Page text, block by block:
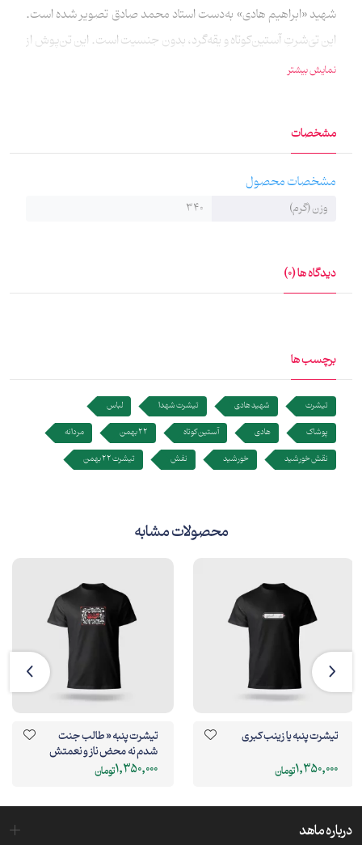
شهید «ابراهیم هادی» به‌دست استاد محمد صادق تصویر شده است.
این تی‌َشرتِ آستین‌کوتاه و یقه‌گرد، بدون جنسیت است. این تن‌پوش از
جنس فانریپ تمام‌پنبه است که از بافت پارچه تا چاپ و دوخت آن در
آن پارچه بافت؛ پارچه‌ها که تاییدیه کیفیت گرفتند، سراغ مراحل بعدی
کیفیت پارچه و دوخت تن پوش راضی نبودید، می‌توانید آن را مرجوع
نمایش بیشتر
مشخصات
مشخصات محصول
وزن (گرم) 340
دیدگاه ها (0)
برچسب ها
تیشرت شهید هادی تیشرت شهدا
لباس
پوشاک
هادی آستین کوتاه 22 بهمن
مردانه
نقش خورشید
خورشید نفش تیشرت 22 بهمن
محصولات مشابه
تیشرت پنبه یا زینب کبری
1,350,000تومان
تیشرت پنبه « طالب جنت
شدم نه محض ناز و نعمتش
... »
1,350,000تومان
درباره ماهد